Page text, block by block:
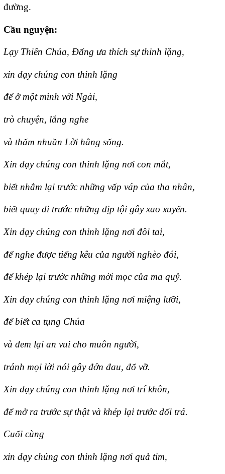
đường.
Cầu nguyện:
Lạy Thiên Chúa, Đấng ưa thích sự thinh lặng,
xin dạy chúng con thinh lặng
để ở một mình với Ngài,
trò chuyện, lắng nghe
và thấm nhuần Lời hằng sống.
Xin dạy chúng con thinh lặng nơi con mắt,
biết nhắm lại trước những vấp váp của tha nhân,
biết quay đi trước những dịp tội gây xao xuyến.
Xin dạy chúng con thinh lặng nơi đôi tai,
để nghe được tiếng kêu của người nghèo đói,
để khép lại trước những mời mọc của ma quỷ.
Xin dạy chúng con thinh lặng nơi miệng lưỡi,
để biết ca tụng Chúa
và đem lại an vui cho muôn người,
tránh mọi lời nói gây đớn đau, đổ vỡ.
Xin dạy chúng con thinh lặng nơi trí khôn,
để mở ra trước sự thật và khép lại trước dối trá.
Cuối cùng
xin dạy chúng con thinh lặng nơi quả tim,